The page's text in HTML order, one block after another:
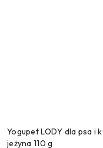
Yogupet LODY dla psa i
jeżyna 110 g